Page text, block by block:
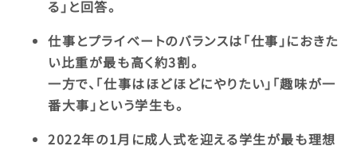
る」と回答。
仕事とプライベートのバランスは「仕事」におきた
い比重が最も高く約3割。
一方で、「仕事はほどほどにやりたい」「趣味が一
番大事」という学生も。
2022年の1月に成人式を迎える学生が最も理想